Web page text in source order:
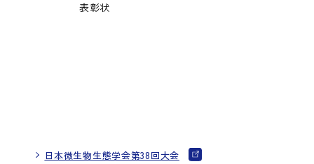
表彰状
日本微生物生態学会第38回大会